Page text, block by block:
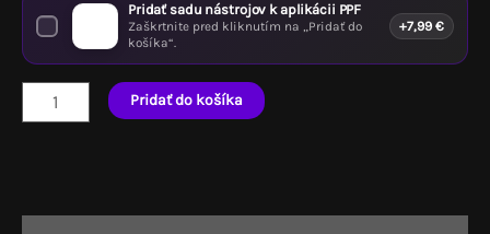
Pridať sadu nástrojov k aplikácii PPF
Zaškrtnite pred kliknutím na „Pridať do
košíka“.
+7,99 €
množstvo
Polyuretánová
Pridať do košíka